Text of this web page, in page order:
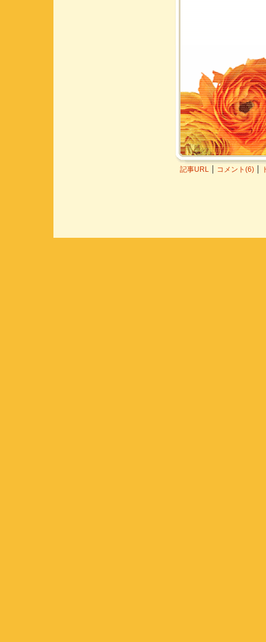
記事URL コメント(6)